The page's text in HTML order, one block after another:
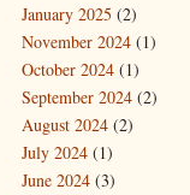
January 2025 (2)
November 2024 (1)
October 2024 (1)
September 2024 (2)
August 2024 (2)
July 2024 (1)
June 2024 (3)